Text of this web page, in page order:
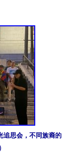
追思会，不同族裔的